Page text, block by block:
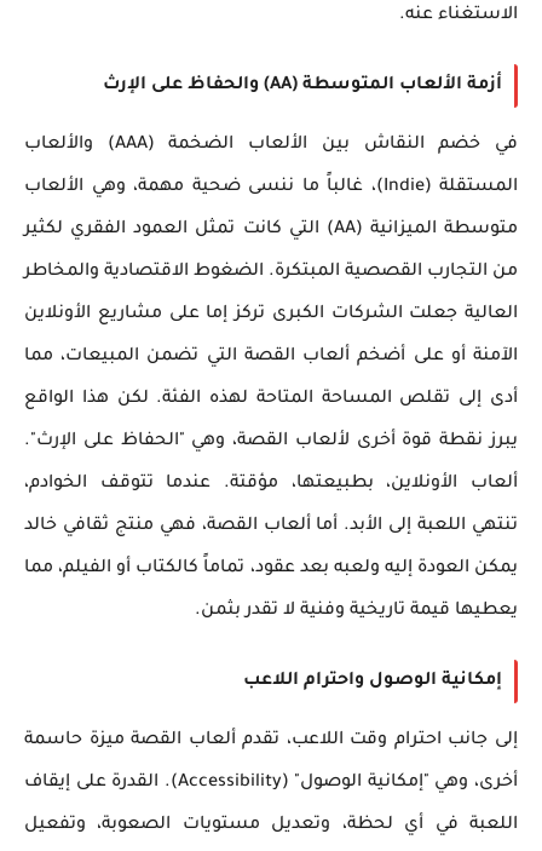
الاستغناء عنه.
أزمة الألعاب المتوسطة (AA) والحفاظ على الإرث
في خضم النقاش بين الألعاب الضخمة (AAA) والألعاب
المستقلة (Indie)، غالباً ما ننسى ضحية مهمة، وهي الألعاب
متوسطة الميزانية (AA) التي كانت تمثل العمود الفقري لكثير
من التجارب القصصية المبتكرة. الضغوط الاقتصادية والمخاطر
العالية جعلت الشركات الكبرى تركز إما على مشاريع الأونلاين
الآمنة أو على أضخم ألعاب القصة التي تضمن المبيعات، مما
أدى إلى تقلص المساحة المتاحة لهذه الفئة. لكن هذا الواقع
يبرز نقطة قوة أخرى لألعاب القصة، وهي "الحفاظ على الإرث".
ألعاب الأونلاين، بطبيعتها، مؤقتة. عندما تتوقف الخوادم،
تنتهي اللعبة إلى الأبد. أما ألعاب القصة، فهي منتج ثقافي خالد
يمكن العودة إليه ولعبه بعد عقود، تماماً كالكتاب أو الفيلم، مما
يعطيها قيمة تاريخية وفنية لا تقدر بثمن.
إمكانية الوصول واحترام اللاعب
إلى جانب احترام وقت اللاعب، تقدم ألعاب القصة ميزة حاسمة
أخرى، وهي "إمكانية الوصول" (Accessibility). القدرة على إيقاف
اللعبة في أي لحظة، وتعديل مستويات الصعوبة، وتفعيل